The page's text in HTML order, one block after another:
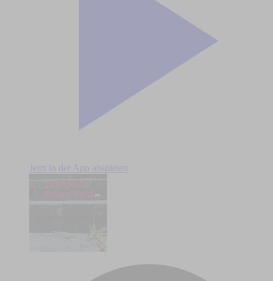
Jetzt in der App abspielen